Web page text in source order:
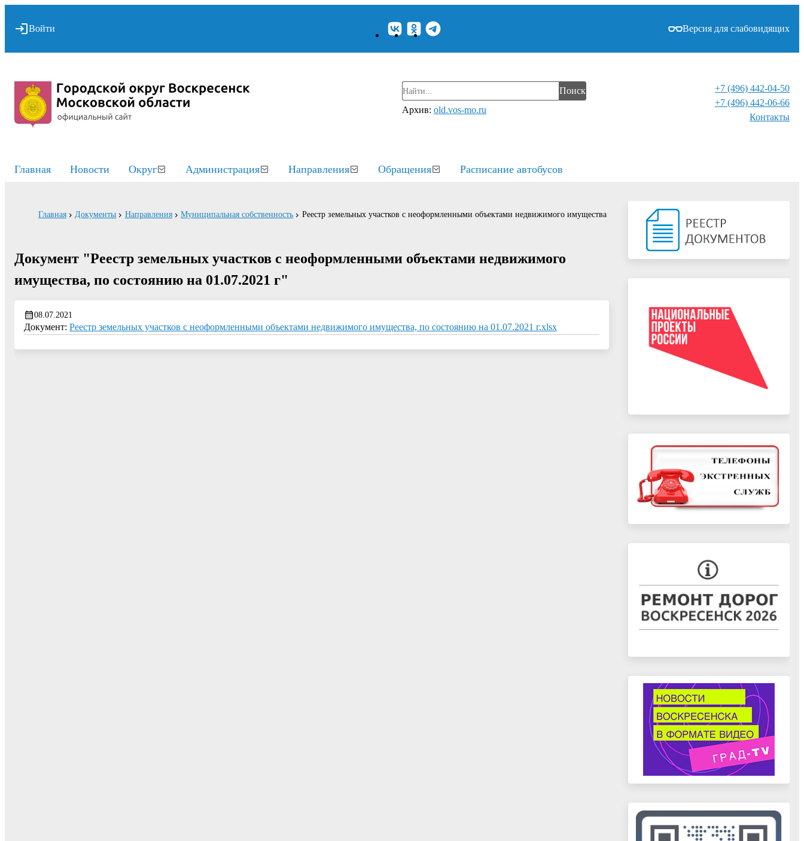
Войти Версия для слабовидящих
Поиск
Архив: old.vos-mo.ru
+7 (496) 442-04-50
+7 (496) 442-06-66
Контакты⁠
Главная Новости Округ Администрация Направления Обращения Расписание автобусов
Главная Документы Направления Муниципальная собственность Реестр земельных участков с неоформленными объектами недвижимого имущества
Документ "Реестр земельных участков с неоформленными объектами недвижимого
имущества, по состоянию на 01.07.2021 г"
08.07.2021
Документ: Реестр земельных участков с неоформленными объектами недвижимого имущества, по состоянию на 01.07.2021 г.xlsx